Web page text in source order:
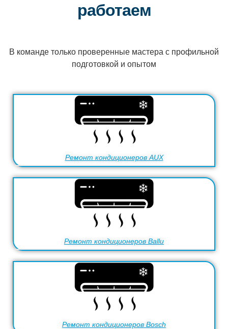
работаем
В команде только проверенные мастера с профильной
подготовкой и опытом
Ремонт кондиционеров AUX
Ремонт кондиционеров Ballu
Ремонт кондиционеров Bosch